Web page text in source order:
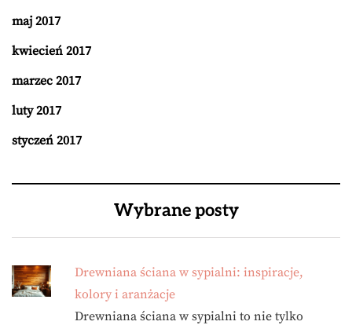
maj 2017
kwiecień 2017
marzec 2017
luty 2017
styczeń 2017
Wybrane posty
Drewniana ściana w sypialni: inspiracje,
kolory i aranżacje
Drewniana ściana w sypialni to nie tylko